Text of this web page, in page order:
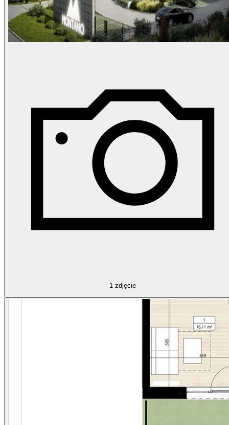
1 zdjęcie